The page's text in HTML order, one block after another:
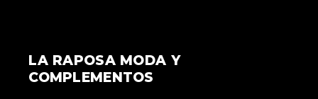
LA RAPOSA MODA Y
COMPLEMENTOS